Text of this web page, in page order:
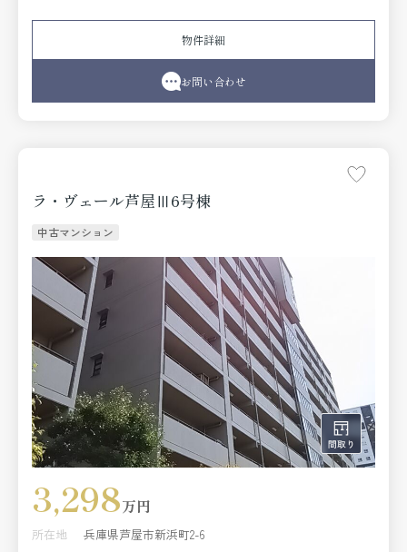
◆ビルトインガレージ付き
●設備取替〔システムキッチン（食洗機付）、ユニットバ
ス（浴室乾燥機付）、トイレ（温水洗浄便座付）、洗面化
粧台〕●クロス貼替●フローリング貼替 他
物件詳細
お問い合わせ
ラ・ヴェール芦屋Ⅲ6号棟
中古マンション
3,298万円
所在地 兵庫県芦屋市新浜町2-6